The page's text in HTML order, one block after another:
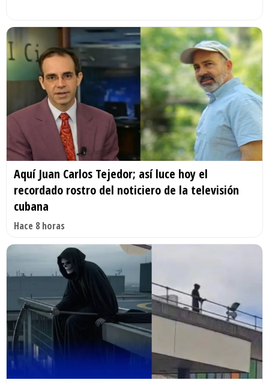
Aquí Juan Carlos Tejedor; así luce hoy el
recordado rostro del noticiero de la televisión
cubana
Hace 8 horas